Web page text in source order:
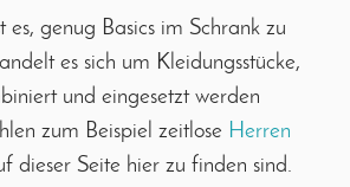
es, genug Basics im Schrank zu
es sich um Kleidungsstücke,
und eingesetzt werden
zum Beispiel zeitlose Herren
dieser Seite hier zu finden sind.